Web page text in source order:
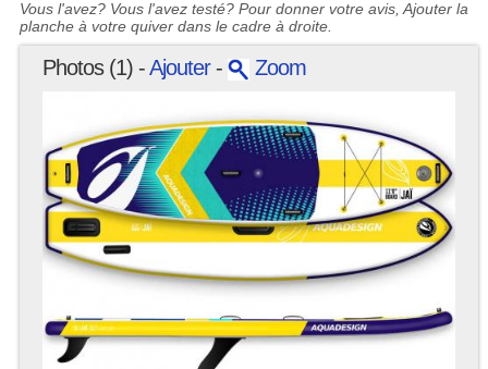
Vous l'avez? Vous l'avez testé? Pour donner votre avis, Ajouter la
planche à votre quiver dans le cadre à droite.
Photos (1) -Ajouter- Zoom